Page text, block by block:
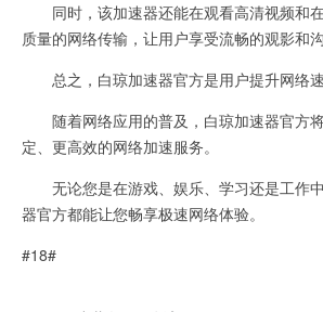
同时，该加速器还能在观看高清视频和
质量的网络传输，让用户享受流畅的观影和沟
总之，白琼加速器官方是用户提升网络速
随着网络应用的普及，白琼加速器官方
定、更高效的网络加速服务。
无论您是在游戏、娱乐、学习还是工作
器官方都能让您畅享极速网络体验。
#18#